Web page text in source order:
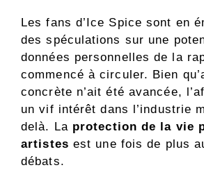
Les fans d’Ice Spice sont en
des spéculations sur une
données personnelles de la
commencé à circuler. Bien
concrète n’ait été avancée,
un vif intérêt dans l’industrie
delà. La protection de la vie
artistes est une fois de plus
débats.